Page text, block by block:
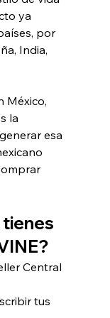
ya
por
India,
México,
la
esa
tienes
Central
tus